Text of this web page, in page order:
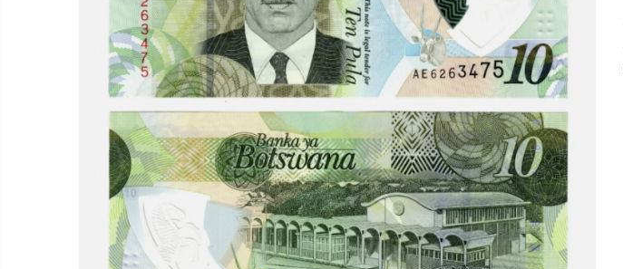
Soluții curățare, pensete, mănuși,
Tavite stocare si expunere
Monede straine
Monede America
Monede Australia si Oceania
Monede Euro, Eurocenti
Monede Europa